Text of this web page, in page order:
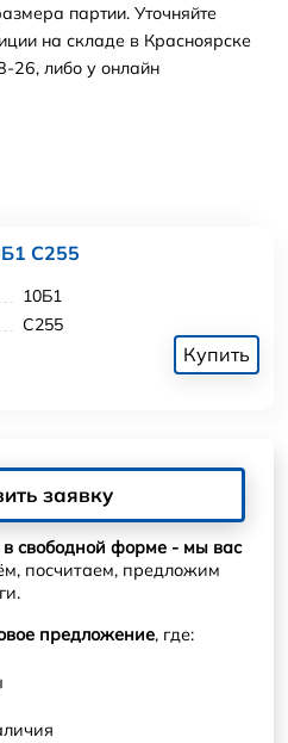
партии. Уточняйте
на складе в Красноярске
26, либо у онлайн
С255
10Б1
С255
Купить
заявку
в свободной форме - мы вас
посчитаем, предложим
предложение, где: